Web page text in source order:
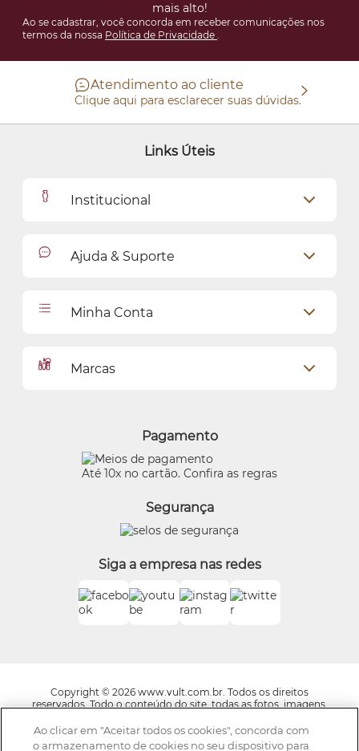
mais alto!
Ao se cadastrar, você concorda em receber comunicações nos
termos da nossa Política de Privacidade .
Atendimento ao cliente
Clique aqui para esclarecer suas dúvidas.
Links Úteis
Institucional
Como Comprar
Ajuda & Suporte
Seja uma revendedora
Pagamentos
Política de Privacidade
Preferências de Cookies
Termos de Uso
Trocas e Devoluções
Minha Conta
Meus endereços
Marcas
Quem Disse, Berenice?
Beleza na Web
Boticário Internacional
Pagamento
Até 10x no cartão. Confira as regras
Segurança
Siga a empresa nas redes
Copyright © 2026 www.vult.com.br. Todos os direitos
reservados. Todo o conteúdo do site, todas as fotos, imagens,
layout, trade dress, aqui veiculados são de propriedade exclusiva
da Boticário Produto de Beleza Ltda. É vedada qualquer
Ao clicar em "Aceitar todos os cookies", concorda com
o armazenamento de cookies no seu dispositivo para